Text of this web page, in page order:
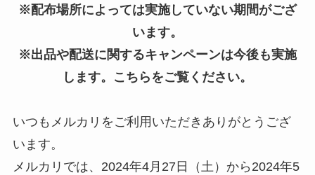
※配布場所によっては実施していない期間がござ
います。
※出品や配送に関するキャンペーンは今後も実施
します。こちらをご覧ください。
いつもメルカリをご利用いただきありがとうござ
います。
メルカリでは、2024年4月27日（土）から2024年5